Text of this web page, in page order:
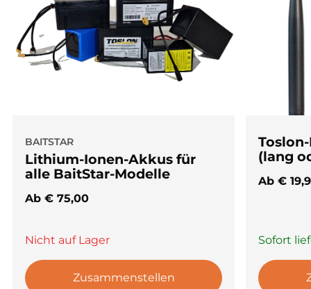
BAITSTAR
Lithium-Ionen-Akkus für
alle BaitStar-Modelle
Ab € 75,00
Nicht auf Lager
Zusammenstellen
(lang
Ab €
Sofort